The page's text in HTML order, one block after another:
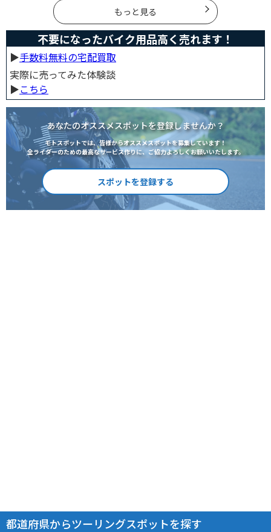
もっと見る
不要になったバイク用品高く売れます！
▶︎手数料無料の宅配買取
実際に売ってみた体験談
▶︎こちら
あなたのオススメスポットを登録しませんか？
モトスポットでは、皆様からオススメスポットを募集しています！
全ライダーのための最高なサービス作りに、ご協力よろしくお願いいたします。
スポットを登録する
都道府県からツーリングスポットを探す